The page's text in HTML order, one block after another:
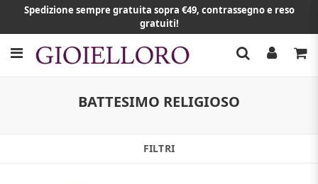
Spedizione sempre gratuita sopra €49, contrassegno e reso
gratuiti!
BATTESIMO RELIGIOSO
FILTRI